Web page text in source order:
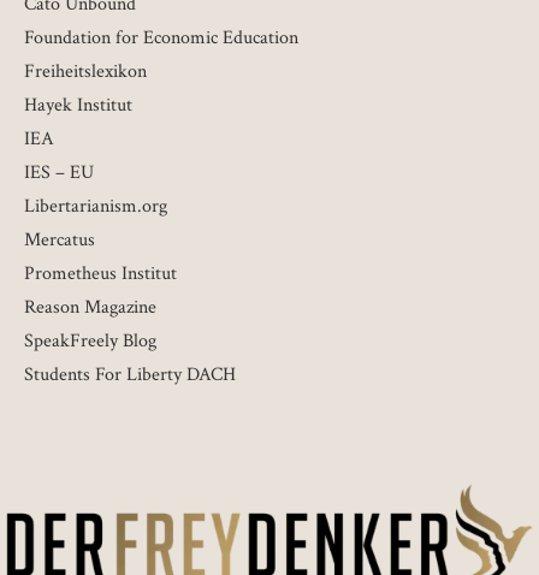
Foundation for Economic Education
Freiheitslexikon
Hayek Institut
IEA
IES – EU
Libertarianism.org
Mercatus
Prometheus Institut
Reason Magazine
SpeakFreely Blog
Students For Liberty DACH